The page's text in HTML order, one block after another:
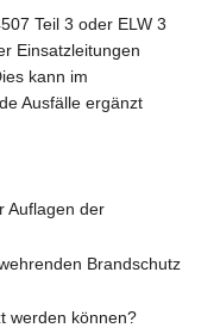
Teil 3 oder ELW 3
Einsatzleitungen
kann im
Ausfälle ergänzt
Auflagen der
Brandschutz
werden können?